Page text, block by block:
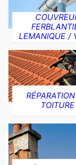
LEMANIQUE /
TOITURE